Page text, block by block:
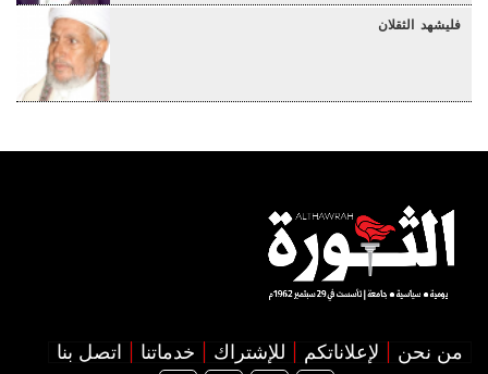
فليشهد الثقلان
من نحن لإعلاناتكم للإشتراك خدماتنا اتصل بنا